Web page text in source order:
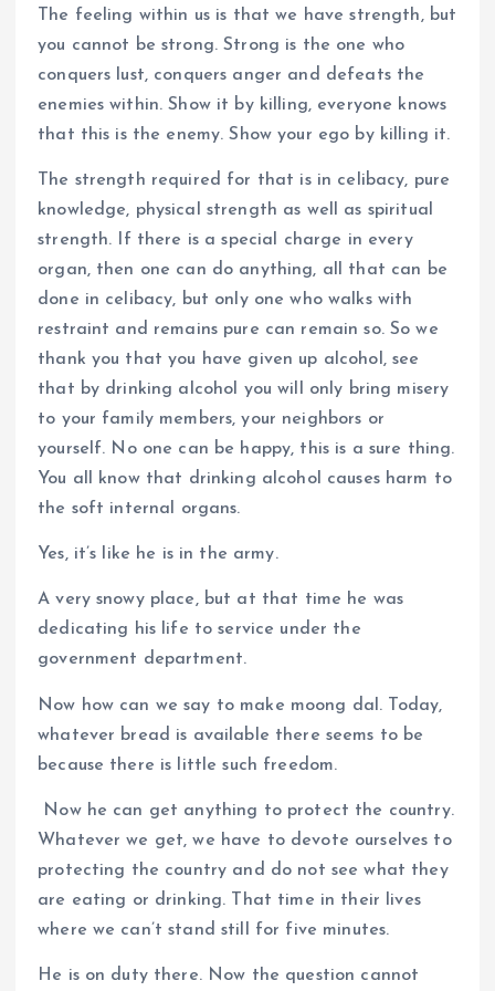
The feeling within us is that we have strength, but
you cannot be strong. Strong is the one who
conquers lust, conquers anger and defeats the
enemies within. Show it by killing, everyone knows
that this is the enemy. Show your ego by killing it.
The strength required for that is in celibacy, pure
knowledge, physical strength as well as spiritual
strength. If there is a special charge in every
organ, then one can do anything, all that can be
done in celibacy, but only one who walks with
restraint and remains pure can remain so. So we
thank you that you have given up alcohol, see
that by drinking alcohol you will only bring misery
to your family members, your neighbors or
yourself. No one can be happy, this is a sure thing.
You all know that drinking alcohol causes harm to
the soft internal organs.
Yes, it’s like he is in the army.
A very snowy place, but at that time he was
dedicating his life to service under the
government department.
Now how can we say to make moong dal. Today,
whatever bread is available there seems to be
because there is little such freedom.
​ Now he can get anything to protect the country.
Whatever we get, we have to devote ourselves to
protecting the country and do not see what they
are eating or drinking. That time in their lives
where we can’t stand still for five minutes.
He is on duty there. Now the question cannot